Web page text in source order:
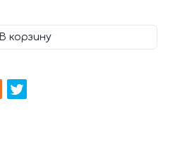
В корзину